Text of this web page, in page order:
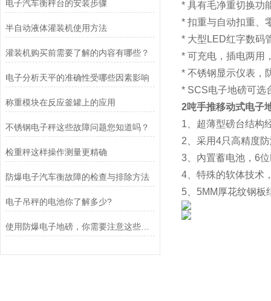
电子汽车衡秤台的安装步骤
半自动液体灌装机使用方法
灌装机购买前需要了解的内容有哪些？
电子分析天平的准确性受哪些因素影响
称重模块在反应釜罐上的应用
不锈钢电子秤这些故障问题您知道吗？
检重秤这样操作测量更精确
防爆电子汽车衡故障的检查与排除方法
电子吊秤的电池你了解多少?
使用防爆电子地磅，你需要注意这些事项
* 具有毛净重切换功
* 扣重与自动扣重、
* 大型LED红字数码
* 可充电，插电两用
* 不锈钢显示仪表，
* SCS电子地磅可选
2吨手推移动式电子
1、超薄型磅台结构
2、采用4只高精度
3、內置蓄电池，6
4、特殊的软体技术
5、5MM厚花纹钢板